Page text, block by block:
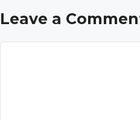
Leave a